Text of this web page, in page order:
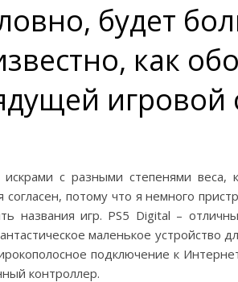
будет
как
с разными степенями
потому что я немного
названия игр. PS5 Digital –
маленькое устройство
подключение к
контроллер.